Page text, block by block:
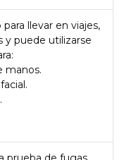
para llevar en viajes,
y puede utilizarse
manos.